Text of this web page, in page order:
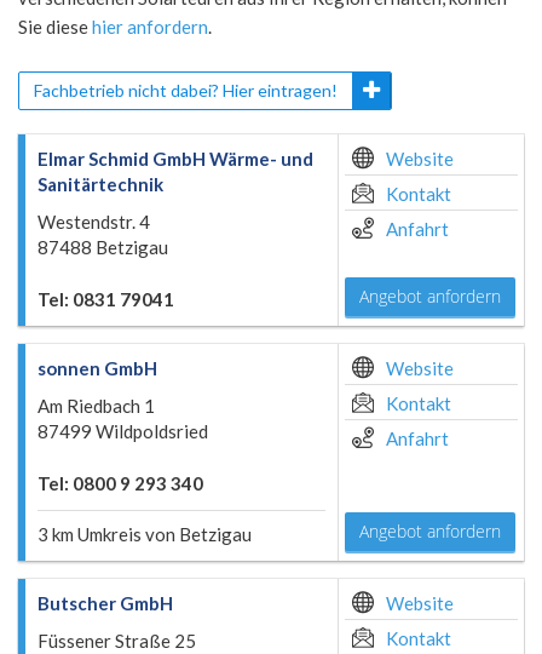
Sie diesehier anfordern.
Fachbetrieb nicht dabei? Hier eintragen!
Elmar Schmid GmbH Wärme- und
Sanitärtechnik
Westendstr. 4
87488 Betzigau
Tel: 0831 79041
Website
Kontakt
Anfahrt
Angebot anfordern
sonnen GmbH
Am Riedbach 1
87499 Wildpoldsried
Tel: 0800 9 293 340
3 km Umkreis von Betzigau
Website
Kontakt
Anfahrt
Angebot anfordern
Butscher GmbH
Füssener Straße 25
Website
Kontakt